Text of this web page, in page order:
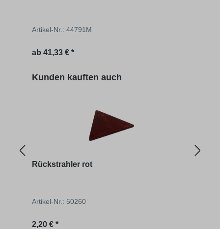
Artikel-Nr.: 44791M
Regulärer Preis:
ab 41,33 € *
Produktgalerie überspringen
Kunden kauften auch
Rückstrahler rot
Artikel-Nr.: 50260
Regulärer Preis:
2,20 € *